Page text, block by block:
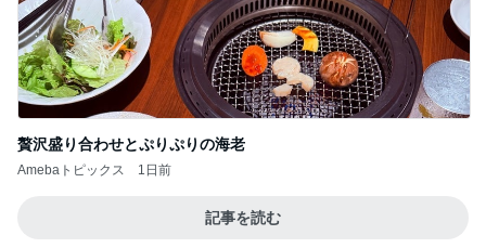
贅沢盛り合わせとぷりぷりの海老
Amebaトピックス 1日前
記事を読む